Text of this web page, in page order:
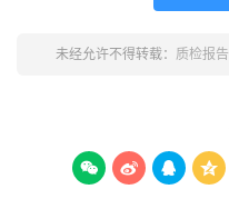
未经允许不得转载： 质检报告
   